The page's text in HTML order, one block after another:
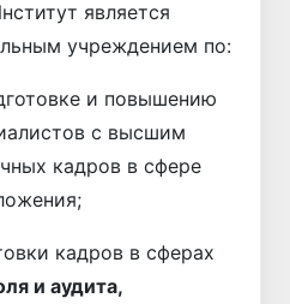
является
учреждением по:
и повышению
с высшим
кадров в сфере
кадров в сферах
и аудита,